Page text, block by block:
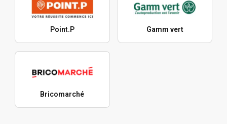
Point.P Gamm vert
Bricomarché